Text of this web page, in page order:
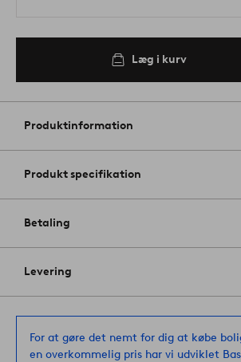
Læg i kurv
Produktinformation
Produkt specifikation
Betaling
Levering
For at gøre det nemt for dig at købe
en overkommelig pris har vi udviklet